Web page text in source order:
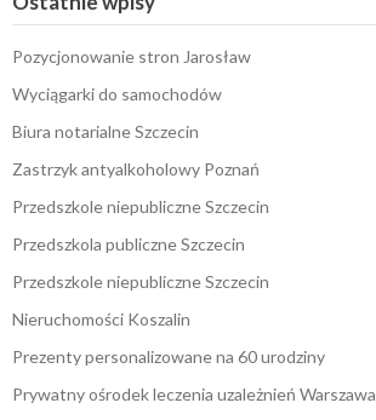
Pozycjonowanie stron Jarosław
Wyciągarki do samochodów
Biura notarialne Szczecin
Zastrzyk antyalkoholowy Poznań
Przedszkole niepubliczne Szczecin
Przedszkola publiczne Szczecin
Przedszkole niepubliczne Szczecin
Nieruchomości Koszalin
Prezenty personalizowane na 60 urodziny
Prywatny ośrodek leczenia uzależnień Warszawa